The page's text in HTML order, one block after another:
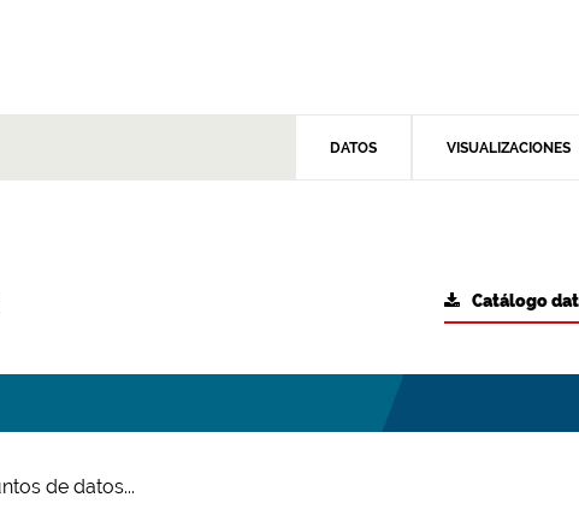
DATOS VISUALIZACIONES
Catálogo